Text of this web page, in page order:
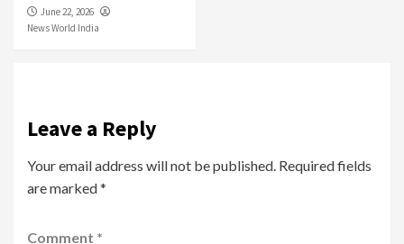
June 22, 2026
News World India
Leave a Reply
Your email address will not be published. Required fields
are marked*
Comment *